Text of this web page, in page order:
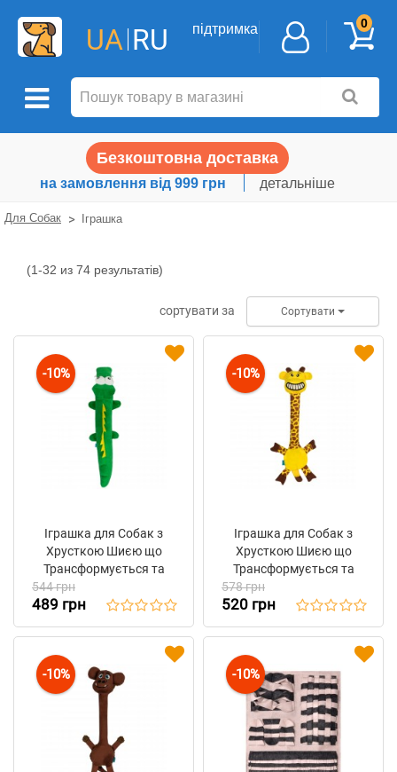
UA RU підтримка 0
Безкоштовна доставка
на замовлення від 999 грн детальніше
Для Собак Іграшка
Іграшка
(1-32 из 74 результатів)
cортувати за Сортувати
-10%
Іграшка для Собак з
Хрусткою Шиєю що
Трансформується та
Піщалкою Barksi
Алігатор 42 см
544 грн
489 грн
-10%
Іграшка для Собак з
Хрусткою Шиєю що
Трансформується та
Піщалкою Barksi Жираф
38 см
578 грн
520 грн
-10% -10%